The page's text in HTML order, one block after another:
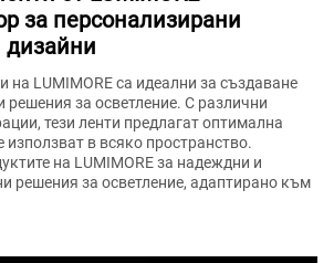
за персонализирани
дизайни
на LUMIMORE са идеални за създаване
решения за осветление. С различни
тези ленти предлагат оптимална
използват в всяко пространство.
на LUMIMORE за надеждни и
решения за осветление, адаптирано към